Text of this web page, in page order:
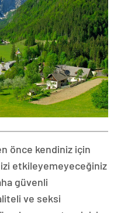
önce kendiniz için
etkileyemeyeceğiniz
güvenli
ve seksi